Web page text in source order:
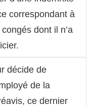
correspondant à
dont il n’a
décide de
de la
ce dernier